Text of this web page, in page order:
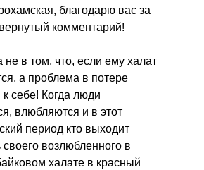
благодарю вас за
комментарий!
не в том, что, если ему халат
а проблема в потере
себе! Когда люди
влюбляются и в этот
период кто выходит
своего возлюбленного в
халате в красный